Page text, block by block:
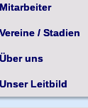
Mitarbeiter
Vereine / Stadien
Über uns
Unser Leitbild